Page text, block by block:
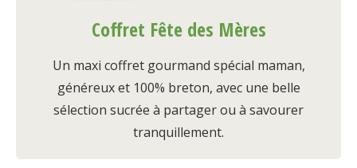
Coffret Fête des Mères
Un maxi coffret gourmand spécial maman,
généreux et 100% breton, avec une belle
sélection sucrée à partager ou à savourer
tranquillement.